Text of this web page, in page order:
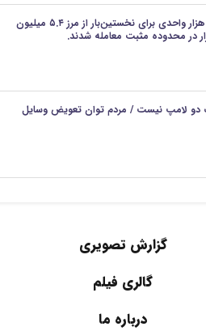
شاخص کل بورس تهران با جهش ۱۲۲ هزار واحدی برای نخستین‌بار از مرز ۵.۴ میلیون
لامپ نیست / مردم توان تعویض وسایل
گزارش تصویری
گالری فیلم
درباره ما